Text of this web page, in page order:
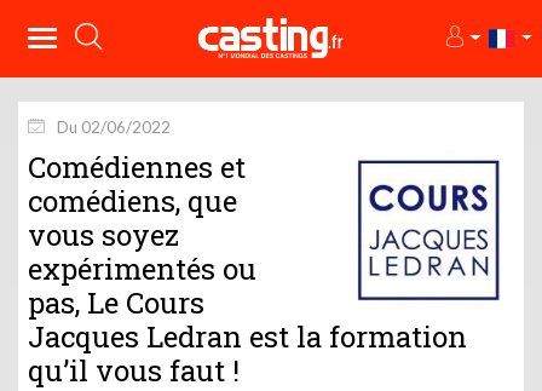
Du 02/06/2022
Comédiennes et
comédiens, que
vous soyez
expérimentés ou
pas, Le Cours
Jacques Ledran est la formation
qu’il vous faut !